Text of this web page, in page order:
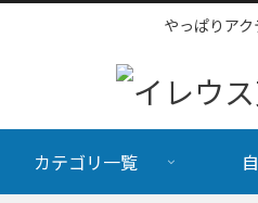
やっぱりアク
カテゴリ一覧